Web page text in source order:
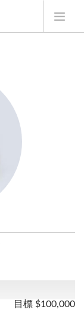
目標 $100,000